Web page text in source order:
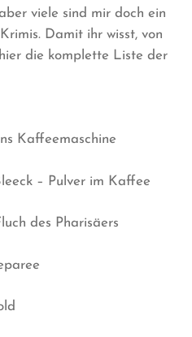
viele sind mir doch ein
Damit ihr wisst, von
die komplette Liste der
Kaffeemaschine
– Pulver im Kaffee
des Pharisäers